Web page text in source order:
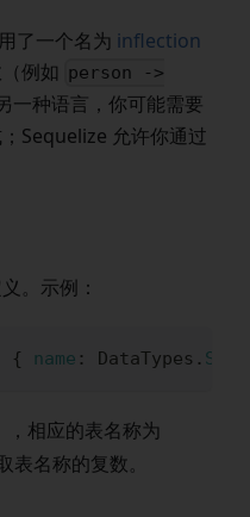
了一个名为 inflection
例如 person ->
一种语言，你可能需要
Sequelize 允许你通过
。示例：
{ name : DataTypes .
，相应的表名称为
表名称的复数。